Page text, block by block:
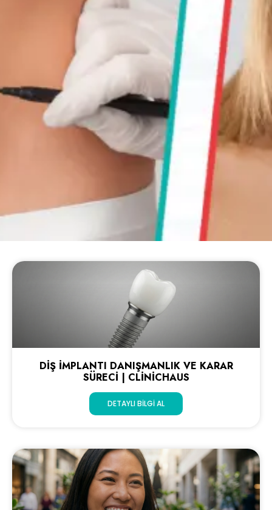
DIŞ İMPLANTI DANIŞMANLIK VE KARAR
SÜRECI | CLINICHAUS
DETAYLI BILGI AL